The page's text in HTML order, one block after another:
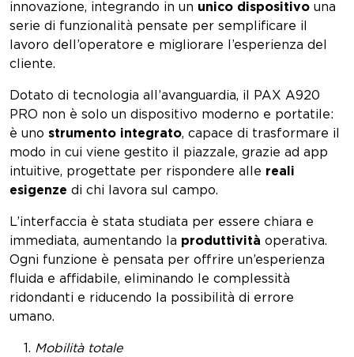
innovazione, integrando in un unico dispositivo una
serie di funzionalità pensate per semplificare il
lavoro dell’operatore e migliorare l’esperienza del
cliente.
Dotato di tecnologia all’avanguardia, il PAX A920
PRO non è solo un dispositivo moderno e portatile:
è uno strumento integrato, capace di trasformare il
modo in cui viene gestito il piazzale, grazie ad app
intuitive, progettate per rispondere alle reali
esigenze di chi lavora sul campo.
L’interfaccia è stata studiata per essere chiara e
immediata, aumentando la produttività operativa.
Ogni funzione è pensata per offrire un’esperienza
fluida e affidabile, eliminando le complessità
ridondanti e riducendo la possibilità di errore
umano.
Mobilità totale